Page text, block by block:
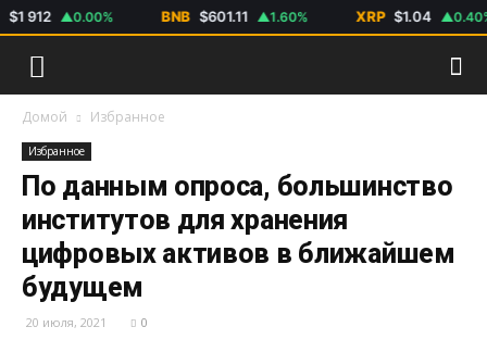
912 ▲0.00% BNB $601.11 ▲1.60% XRP $1.04 ▲0.40%
Домой Избранное
Избранное
По данным опроса, большинство
институтов для хранения
цифровых активов в ближайшем
будущем
20 июля, 2021 0